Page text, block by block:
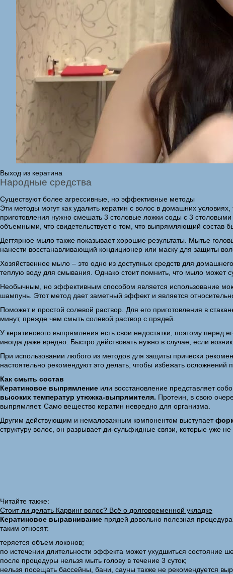
Выход из кератина
Народные средства
Существуют более агрессивные, но эффективные методы
Эти методы могут как удалить кератин с волос в домашних
приготовления нужно смешать 3 столовые ложки соды с 3
объемными, что свидетельствует о том, что выпрямляющий состав
Дегтярное мыло также показывает хорошие результаты. Мытье
нанести восстанавливающий кондиционер или маску для защиты
Хозяйственное мыло – это одно из доступных средств для
теплую воду для смывания. Однако стоит помнить, что мыло может
Необычным, но эффективным способом является использование
шампунь. Этот метод дает заметный эффект и является
Поможет и простой солевой раствор. Для его приготовления в
минут, прежде чем смыть солевой раствор с прядей.
У кератинового выпрямления есть свои недостатки, поэтому перед
иногда даже вредно. Быстро действовать нужно в случае, если
При использовании любого из методов для защиты прически
настоятельно рекомендуют это делать, чтобы избежать осложнений
Как смыть состав
Кератиновое выпрямление или восстановление представляет
высоких температур утюжка-выпрямителя. Протеин, в свою
выпрямляет. Само вещество кератин невредно для организма.
Другим действующим и немаловажным компонентом выступает
структуру волос, он разрывает ди-сульфидные связи, которые уже не
Читайте также:
Стоит ли делать Карвинг волос? Всё о долговременной укладке
Кератиновое выравнивание прядей довольно полезная
таким относят:
теряется объем локонов;
по истечении длительности эффекта может ухудшиться состояние
после процедуры нельзя мыть голову в течение 3 суток;
нельзя посещать бассейны, бани, сауны также не рекомендуется